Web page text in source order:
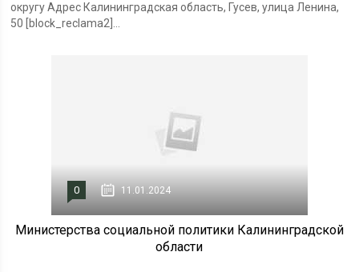
округу Адрес Калининградская область, Гусев, улица Ленина,
50 [block_reclama2]...
0 11.01.2024
Министерства социальной политики Калининградской
области